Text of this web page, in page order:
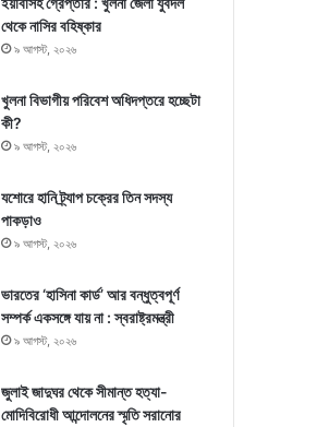
থেকে নাসির বহিষ্কার
৯ আগস্ট, ২০২৬
খুলনা বিভাগীয় পরিবেশ অধিদপ্তরে হচ্ছেটা
কী?
৯ আগস্ট, ২০২৬
যশোরে হানি ট্র্যাপ চক্রের তিন সদস্য
পাকড়াও
৯ আগস্ট, ২০২৬
ভারতের ‘হাসিনা কার্ড’ আর বন্ধুত্বপূর্ণ
সম্পর্ক একসঙ্গে যায় না : স্বরাষ্ট্রমন্ত্রী
৯ আগস্ট, ২০২৬
জুলাই জাদুঘর থেকে সীমান্ত হত্যা-
মোদিবিরোধী আন্দোলনের স্মৃতি সরানোর